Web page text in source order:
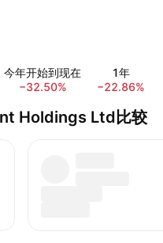
今年开始到现在
−32.50%
1年
−22.86%
Holdings Ltd比较